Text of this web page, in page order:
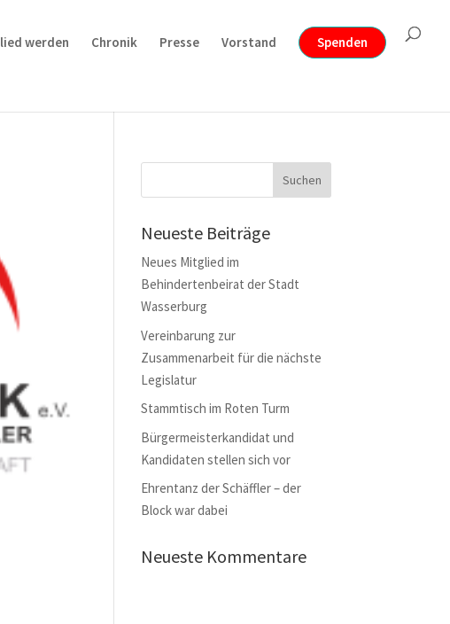
werden Chronik Presse Vorstand Spenden
Neueste Beiträge
Neues Mitglied im
Behindertenbeirat der Stadt
Wasserburg
Vereinbarung zur
Zusammenarbeit für die nächste
Legislatur
Stammtisch im Roten Turm
Bürgermeisterkandidat und
Kandidaten stellen sich vor
Ehrentanz der Schäffler – der
Block war dabei
Neueste Kommentare